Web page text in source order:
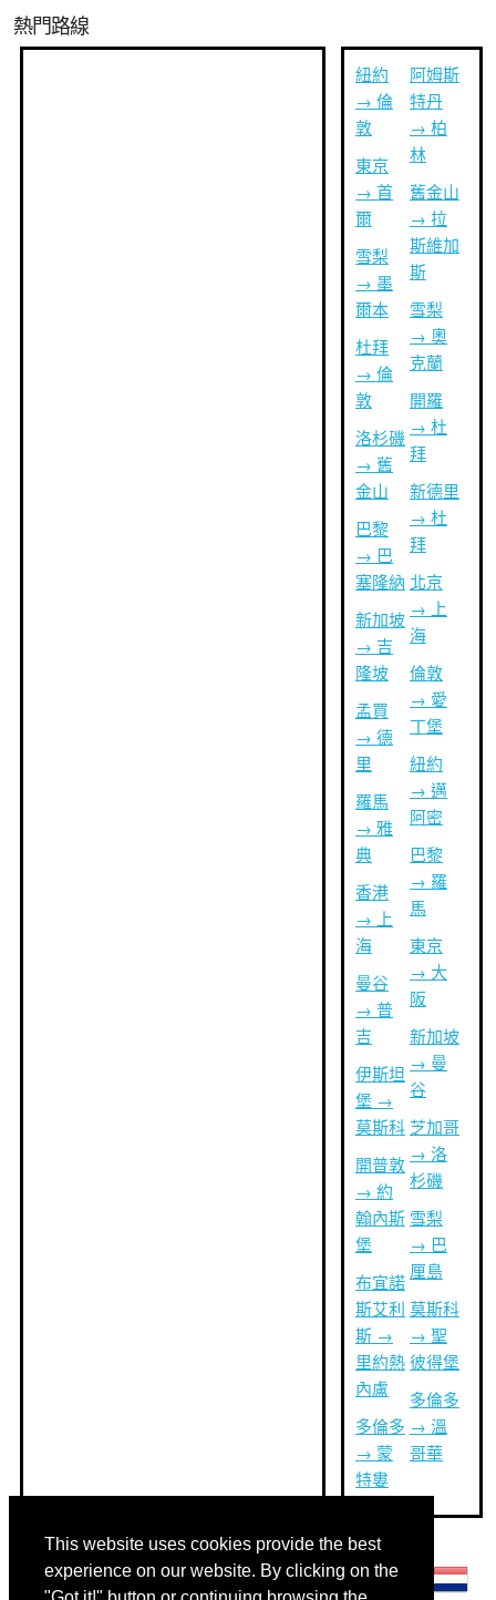
This website uses cookies provide the best
experience on our website. By clicking on the
熱門路線
紐約
→ 倫
敦
東京
→ 首
爾
雪梨
→ 墨
爾本
杜拜
→ 倫
敦
洛杉磯
→ 舊
金山
巴黎
→ 巴
塞隆納
新加坡
→ 吉
隆坡
孟買
→ 德
里
羅馬
→ 雅
典
香港
→ 上
海
曼谷
→ 普
吉
伊斯坦
堡 →
莫斯科
開普敦
→ 約
翰內斯
堡
布宜諾
斯艾利
斯 →
里約熱
內盧
多倫多
→ 蒙
特婁
阿姆斯
特丹
→ 柏
林
舊金山
→ 拉
斯維加
斯
雪梨
→ 奧
克蘭
開羅
→ 杜
拜
新德里
→ 杜
拜
北京
→ 上
海
倫敦
→ 愛
丁堡
紐約
→ 邁
阿密
巴黎
→ 羅
馬
東京
→ 大
阪
新加坡
→ 曼
谷
芝加哥
→ 洛
杉磯
雪梨
→ 巴
厘島
莫斯科
→ 聖
彼得堡
多倫多
→ 溫
哥華
其他語言: